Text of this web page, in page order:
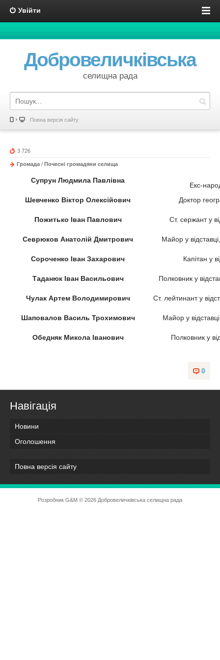
Увійти
Добровеличківська
селищна рада
Повна версія сайту
3 726
Громада / Почесні громадяни селища
Супрун Людмила Павлівна
Екс-
Шевченко Віктор Олексійович Доктор
Пожитько Іван Павлович Ст. сержант у
Севрюков Анатолій Дмитрович Майор у
Сороченко Іван Захарович Капітан у
Таданюк Іван Васильович Полковник у
Чулак Артем Володимирович Ст. лейтинант у
Шаповалов Василь Трохимович Майор у
Обедняк Микола Іванович Полковник у
0
Навігація
Новини
Оголошення
Повна версія сайту
Розробник G&M © 2026 Добровеличківська селищна рада